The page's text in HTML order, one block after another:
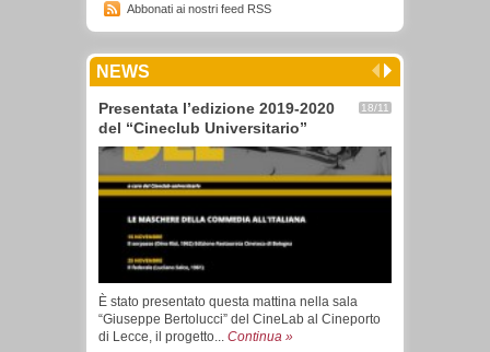
Abbonati ai nostri feed RSS
NEWS
18/11
Presentata l’edizione 2019-2020
del “Cineclub Universitario”
È stato presentato questa mattina nella sala
“Giuseppe Bertolucci” del CineLab al Cineporto
di Lecce, il progetto... Continua »